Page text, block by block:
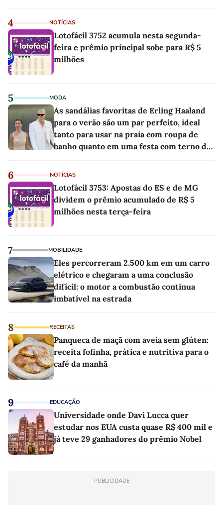
4 NOTÍCIAS
Lotofácil 3752 acumula nesta segunda-
feira e prêmio principal sobe para R$ 5
milhões
5 MODA
As sandálias favoritas de Erling Haaland
para o verão são um par perfeito, ideal
tanto para usar na praia com roupa de
banho quanto em uma festa com terno de
6 NOTÍCIAS
Lotofácil 3753: Apostas do ES e de MG
dividem o prêmio acumulado de R$ 5
milhões nesta terça-feira
7 MOBILIDADE
Eles percorreram 2.500 km em um carro
elétrico e chegaram a uma conclusão
difícil: o motor a combustão continua
imbatível na estrada
8 RECEITAS
Panqueca de maçã com aveia sem glúten:
receita fofinha, prática e nutritiva para o
café da manhã
9 EDUCAÇÃO
Universidade onde Davi Lucca quer
estudar nos EUA custa quase R$ 400 mil e
já teve 29 ganhadores do prêmio Nobel
PUBLICIDADE